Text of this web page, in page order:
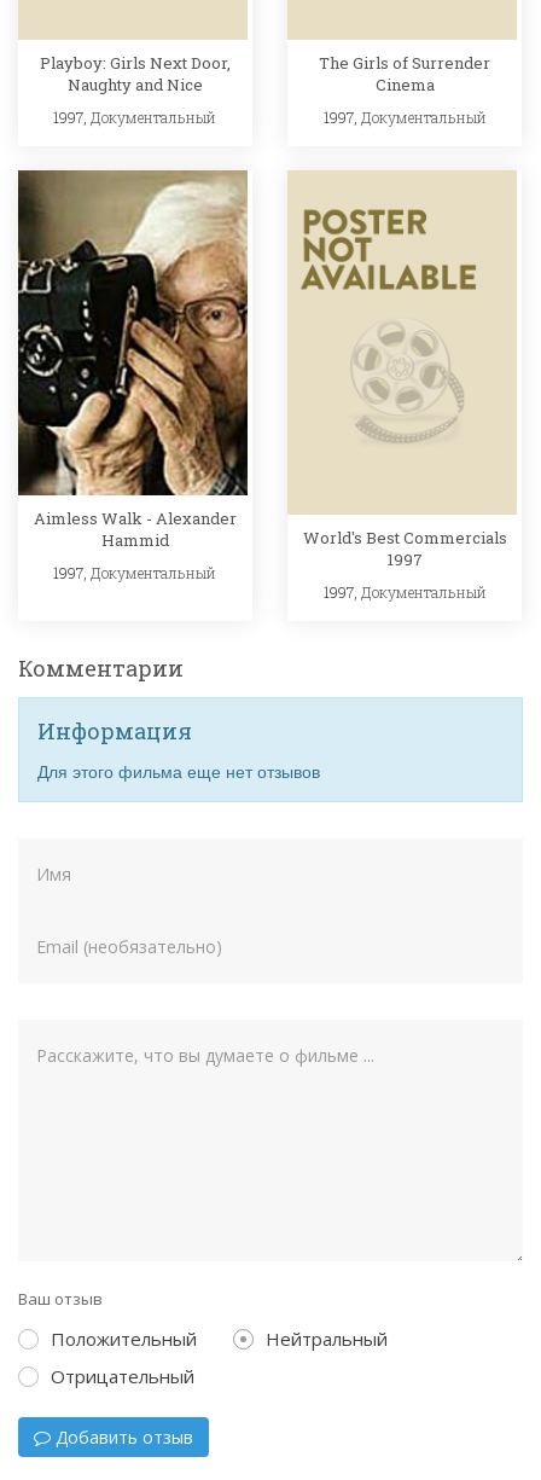
Playboy: Girls Next Door,
Naughty and Nice
1997, Документальный
The Girls of Surrender
Cinema
1997, Документальный
Aimless Walk - Alexander
Hammid
1997, Документальный
World's Best Commercials
1997
1997, Документальный
Комментарии
Информация
Для этого фильма еще нет отзывов
Ваш отзыв
Положительный
Нейтральный
Отрицательный
Добавить отзыв